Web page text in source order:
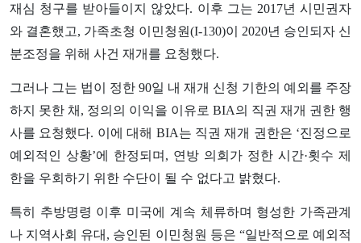
재심 청구를 받아들이지 않았다. 이후 그는 2017년 시민권자
와 결혼했고, 가족초청 이민청원(I-130)이 2020년 승인되자 신
분조정을 위해 사건 재개를 요청했다.
그러나 그는 법이 정한 90일 내 재개 신청 기한의 예외를 주장
하지 못한 채, 정의의 이익을 이유로 BIA의 직권 재개 권한 행
사를 요청했다. 이에 대해 BIA는 직권 재개 권한은 ‘진정으로
예외적인 상황’에 한정되며, 연방 의회가 정한 시간·횟수 제
한을 우회하기 위한 수단이 될 수 없다고 밝혔다.
특히 추방명령 이후 미국에 계속 체류하며 형성한 가족관계
나 지역사회 유대, 승인된 이민청원 등은 “일반적으로 예외적